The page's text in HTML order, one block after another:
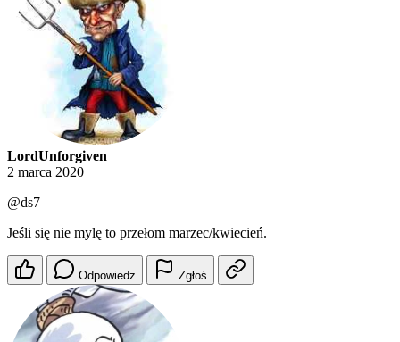
LordUnforgiven
2 marca 2020
@ds7
Jeśli się nie mylę to przełom marzec/kwiecień.
Odpowiedz Zgłoś